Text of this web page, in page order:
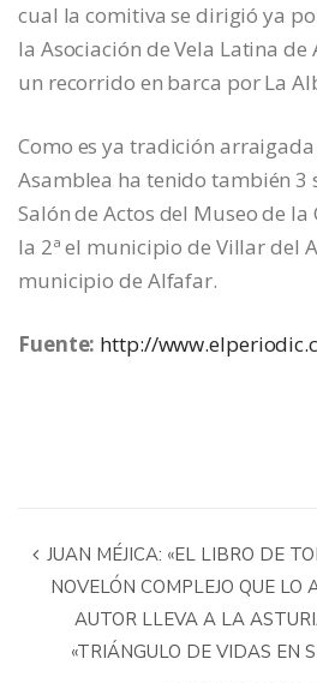
cual la comitiva se dirigió ya
la Asociación de Vela Latina
un recorrido en barca por La
Como es ya tradición arraigada
Asamblea ha tenido también 3
Salón de Actos del Museo de
la 2ª el municipio de Villar del
municipio de Alfafar.
Fuente: http://
JUAN MÉJICA: «EL LIBRO DE
NOVELÓN COMPLEJO QUE LO
AUTOR LLEVA A LA
«TRIÁNGULO DE VIDAS EN